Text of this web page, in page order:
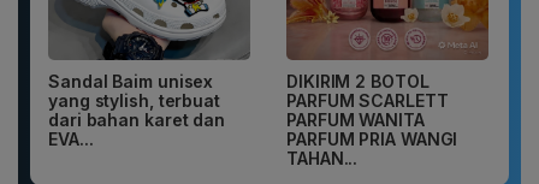
Sandal Baim unisex
yang stylish, terbuat
dari bahan karet dan
EVA...
DIKIRIM 2 BOTOL
PARFUM SCARLETT
PARFUM WANITA
PARFUM PRIA WANGI
TAHAN...